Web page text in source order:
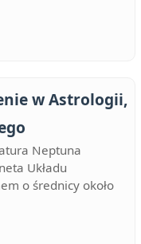
w Astrologii,
Neptuna
Układu
o średnicy około